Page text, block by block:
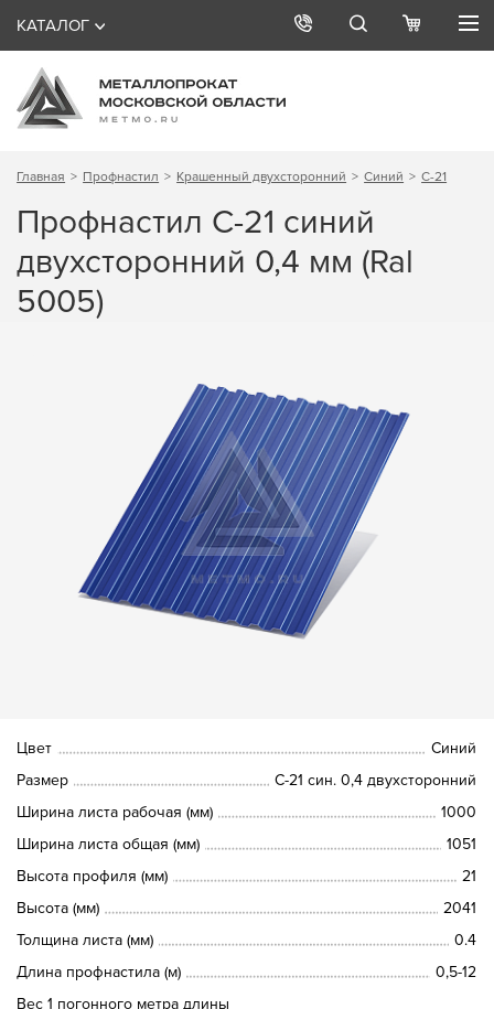
КАТАЛОГ
Главная Профнастил Крашенный двухсторонний Синий С-21
Профнастил С-21 синий
двухсторонний 0,4 мм (Ral
5005)
Цвет
Синий
Размер
С-21 син. 0,4 двухсторонний
Ширина листа рабочая (мм)
1000
Ширина листа общая (мм)
1051
Высота профиля (мм)
21
Высота (мм)
2041
Толщина листа (мм)
0.4
Длина профнастила (м)
0,5-12
Вес 1 погонного метра длины